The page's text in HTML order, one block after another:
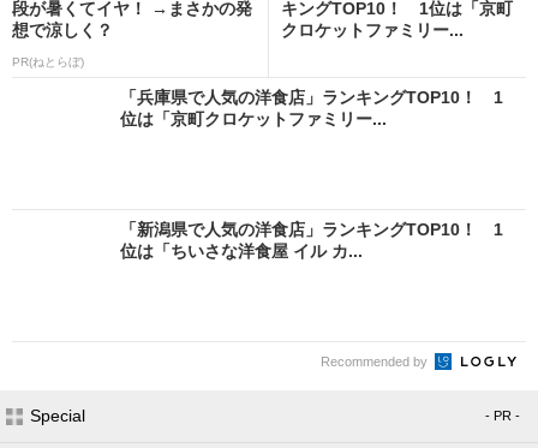
段が暑くてイヤ！ →まさかの発
想で涼しく？
PR(ねとらぼ)
キングTOP10！ 1位は「京町
クロケットファミリー...
「兵庫県で人気の洋食店」ランキングTOP10！ 1
位は「京町クロケットファミリー...
「新潟県で人気の洋食店」ランキングTOP10！ 1
位は「ちいさな洋食屋 イル カ...
Recommended by
Special - PR -